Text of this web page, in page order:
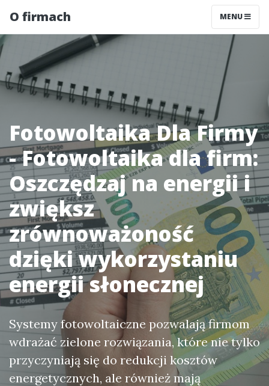
O firmach MENU
Fotowoltaika Dla Firmy
- Fotowoltaika dla firm:
Oszczędzaj na energii i
zwiększ
zrównoważoność
dzięki wykorzystaniu
energii słonecznej
Systemy fotowoltaiczne pozwalają firmom
wdrażać zielone rozwiązania, które nie tylko
przyczyniają się do redukcji kosztów
energetycznych, ale również mają